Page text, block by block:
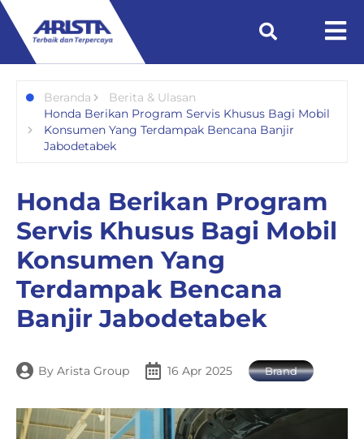
Beranda
Berita & Ulasan
Honda Berikan Program Servis Khusus Bagi Mobil
Konsumen Yang Terdampak Bencana Banjir
Jabodetabek
Honda Berikan Program
Servis Khusus Bagi Mobil
Konsumen Yang
Terdampak Bencana
Banjir Jabodetabek
By Arista Group 16 Apr 2025 Brand